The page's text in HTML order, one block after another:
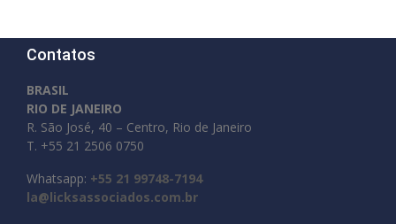
Contatos
BRASIL
RIO DE JANEIRO
R. São José, 40 – Centro, Rio de Janeiro
T. +55 21 2506 0750
Whatsapp: +55 21 99748-7194
la@licksassociados.com.br